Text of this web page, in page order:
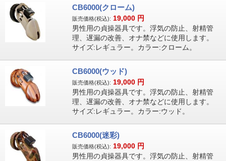
CB6000(クローム)
販売価格(税込): 19,000 円
男性用の貞操器具です。浮気の防止、射精管
理、遅漏の改善、オナ禁などに使用します。
サイズ:レギュラー。カラー:クローム。
CB6000(ウッド)
販売価格(税込): 19,000 円
男性用の貞操器具です。浮気の防止、射精管
理、遅漏の改善、オナ禁などに使用します。
サイズ:レギュラー。カラー:ウッド。
CB6000(迷彩)
販売価格(税込): 19,000 円
男性用の貞操器具です。浮気の防止、射精管